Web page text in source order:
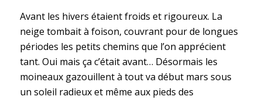
Avant les hivers étaient froids et rigoureux. La
neige tombait à foison, couvrant pour de longues
périodes les petits chemins que l’on apprécient
tant. Oui mais ça c’était avant… Désormais les
moineaux gazouillent à tout va début mars sous
un soleil radieux et même aux pieds des